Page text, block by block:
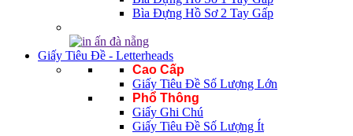
Bìa Đựng Hồ Sơ 2 Tay Gấp
Giấy Tiêu Đề - Letterheads
Cao Cấp
Giấy Tiêu Đề Số Lượng Lớn
Phổ Thông
Giấy Ghi Chú
Giấy Tiêu Đề Số Lượng Ít